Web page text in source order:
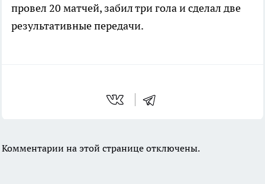
провел 20 матчей, забил три гола и сделал две
результативные передачи.
Комментарии на этой странице отключены.